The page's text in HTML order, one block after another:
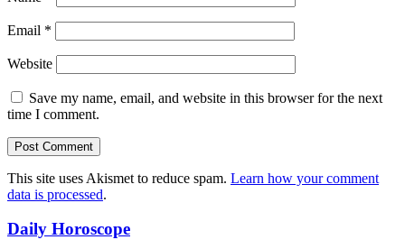
Email *
Website
Save my name, email, and website in this browser for the next
time I comment.
This site uses Akismet to reduce spam. Learn how your comment
data is processed.
Daily Horoscope